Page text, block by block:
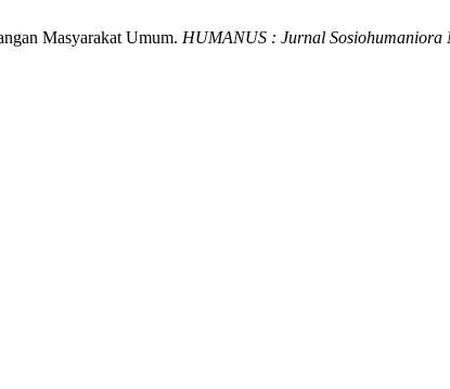
Masyarakat Umum. HUMANUS : Jurnal Sosiohumaniora